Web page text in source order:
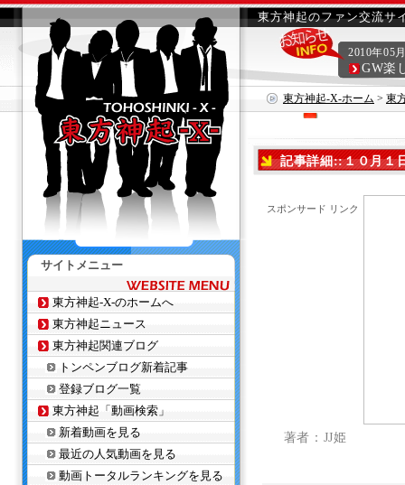
東方神起のファン交流サ
東方神起-X-ホーム > 東
の インスタグラム
2010年05
GW楽
記事詳細::１０月１
スポンサード リンク
著者：JJ姫
サイトメニュー
東方神起-X-のホームへ
東方神起ニュース
東方神起関連ブログ
トンペンブログ新着記事
登録ブログ一覧
東方神起「動画検索」
新着動画を見る
最近の人気動画を見る
動画トータルランキングを見る